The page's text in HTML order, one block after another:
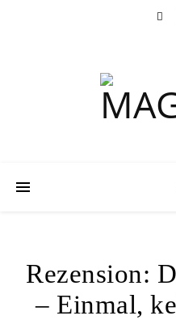
Rezension:
– Einmal,